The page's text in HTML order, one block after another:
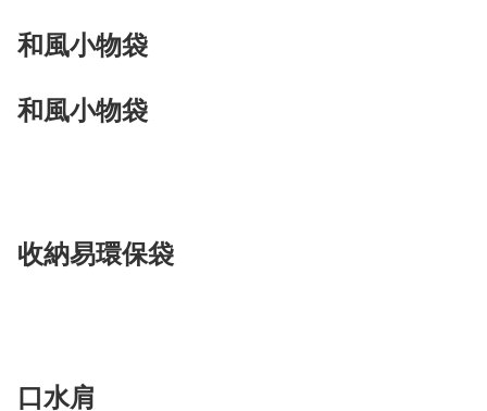
和風小物袋
和風小物袋
收納易環保袋
口水肩